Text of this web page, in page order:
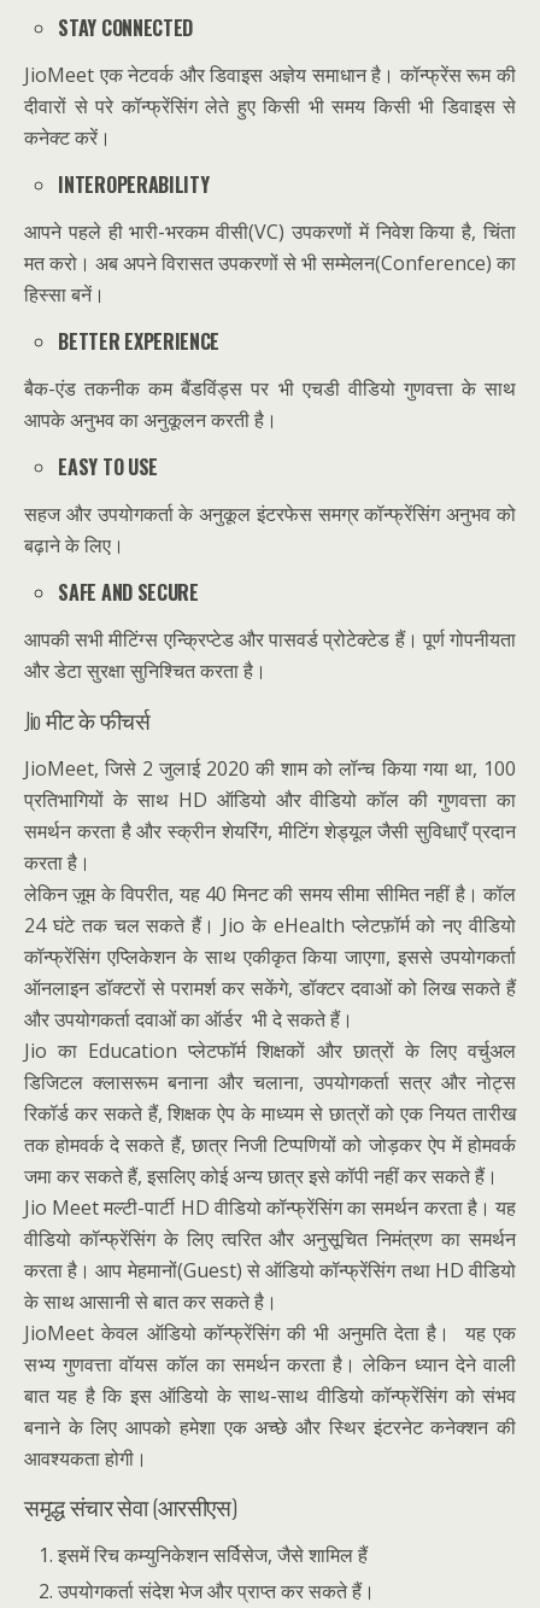
STAY CONNECTED
JioMeet एक नेटवर्क और डिवाइस अज्ञेय समाधान है। कॉन्फ्रेंस रूम की
दीवारों से परे कॉन्फ्रेंसिंग लेते हुए किसी भी समय किसी भी डिवाइस से
कनेक्ट करें।
INTEROPERABILITY
आपने पहले ही भारी-भरकम वीसी(VC) उपकरणों में निवेश किया है, चिंता
मत करो। अब अपने विरासतउपकरणों से भी सम्मेलन(Conference) का
हिस्सा बनें।
BETTER EXPERIENCE
बैक-एंड तकनीक कम बैंडविंड्स पर भी एचडी वीडियो गुणवत्ता के साथ
आपके अनुभव का अनुकूलन करतीहै।
EASY TO USE
सहज और उपयोगकर्ता के अनुकूल इंटरफेस समग्र कॉन्फ्रेंसिंग अनुभव को
बढ़ाने के लिए।
SAFE AND SECURE
आपकी सभी मीटिंग्स एन्क्रिप्टेड और पासवर्ड प्रोटेक्टेड हैं। पूर्ण गोपनीयता
और डेटा सुरक्षा सुनिश्चितकरता है।
Jio मीट के फीचर्स
JioMeet, जिसे 2 जुलाई 2020 की शाम को लॉन्च किया गया था, 100
प्रतिभागियों के साथ HD ऑडियो और वीडियो कॉल की गुणवत्ता का
समर्थन करता है और स्क्रीन शेयरिंग, मीटिंग शेड्यूल जैसी सुविधाएँ प्रदान
करता है।
लेकिन ज़ूम के विपरीत, यह 40 मिनट की समय सीमा सीमित नहीं है। कॉल
24 घंटे तक चल सकते हैं। Jio के eHealth प्लेटफ़ॉर्म को नए वीडियो
कॉन्फ्रेंसिंग एप्लिकेशन के साथ एकीकृत किया जाएगा, इससे उपयोगकर्ता
ऑनलाइन डॉक्टरों से परामर्श कर सकेंगे, डॉक्टर दवाओं को लिख सकते हैं
और उपयोगकर्ता दवाओं का ऑर्डर भी दे सकते हैं।
Jio का Education प्लेटफॉर्म शिक्षकों और छात्रों के लिए वर्चुअल
डिजिटल क्लासरूम बनाना और चलाना, उपयोगकर्ता सत्र और नोट्स
रिकॉर्ड कर सकते हैं, शिक्षक ऐप के माध्यम से छात्रों को एक नियत तारीख
तक होमवर्क दे सकते हैं, छात्र निजी टिप्पणियों को जोड़कर ऐप में होमवर्क
जमा कर सकते हैं, इसलिए कोई अन्य छात्र इसे कॉपी नहीं कर सकते हैं।
Jio Meet मल्टी-पार्टी HD वीडियो कॉन्फ्रेंसिंग का समर्थन करता है। यह
वीडियो कॉन्फ्रेंसिंग के लिए त्वरित और अनुसूचित निमंत्रण का समर्थन
करता है। आप मेहमानों(Guest) से ऑडियो कॉन्फ्रेंसिंग तथा HD वीडियो
के साथ आसानी से बात कर सकते है।
JioMeet केवल ऑडियो कॉन्फ्रेंसिंग की भी अनुमति देता है। यह एक
सभ्य गुणवत्ता वॉयस कॉल का समर्थन करता है। लेकिन ध्यान देने वाली
बात यह है कि इस ऑडियो के साथ-साथ वीडियो कॉन्फ्रेंसिंग को संभव
बनाने के लिए आपको हमेशा एक अच्छे और स्थिर इंटरनेट कनेक्शन की
आवश्यकता होगी।
समृद्ध संचार सेवा (आरसीएस)
इसमें रिच कम्युनिकेशन सर्विसेज, जैसे शामिल हैं
उपयोगकर्ता संदेश भेज और प्राप्त कर सकते हैं।